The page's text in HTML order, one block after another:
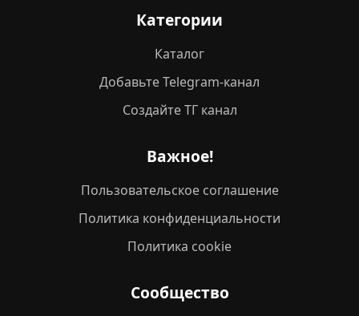
Категории
Каталог
Добавьте Telegram-канал
Создайте ТГ канал
Важное!
Пользовательское соглашение
Политика конфиденциальности
Политика cookie
Сообщество